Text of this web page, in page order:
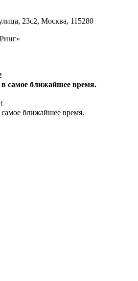
23с2, Москва, 115280
самое ближайшее время.
ближайшее время.